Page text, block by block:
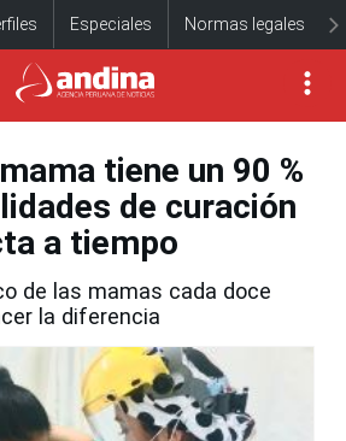
Especiales Normas legales
tiene un 90 %
de curación
a tiempo
de las mamas cada doce
la diferencia